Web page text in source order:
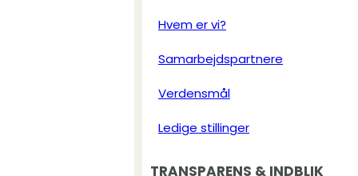
Hvem er vi?
Samarbejdspartnere
Verdensmål
Ledige stillinger
TRANSPARENS & INDBLIK